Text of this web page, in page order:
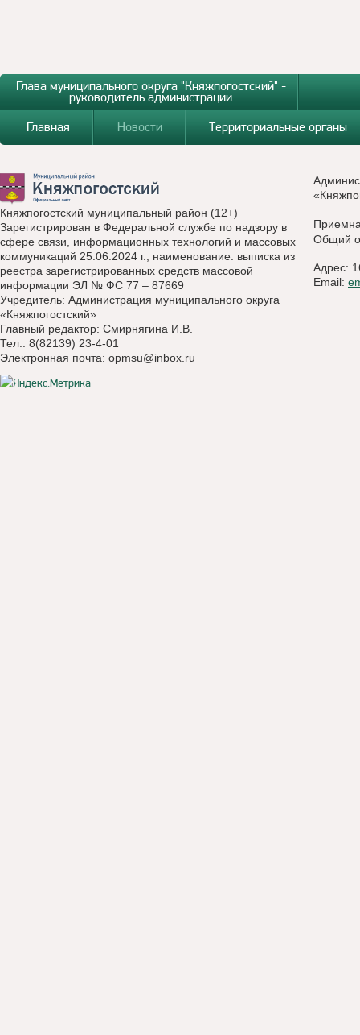
Глава муниципального округа "Княжпогостский" -
руководитель администрации
Главная
Новости Территориальные органы
Княжпогостский муниципальный район (12+)
Зарегистрирован в Федеральной службе по надзору в
сфере связи, информационных технологий и массовых
коммуникаций 25.06.2024 г., наименование: выписка из
реестра зарегистрированных средств массовой
информации ЭЛ № ФС 77 – 87669
Учредитель: Администрация муниципального округа
«Княжпогостский»
Главный редактор: Смирнягина И.В.
Тел.: 8(82139) 23-4-01
Электронная почта: opmsu@inbox.ru
Общий
Адрес:
Email: